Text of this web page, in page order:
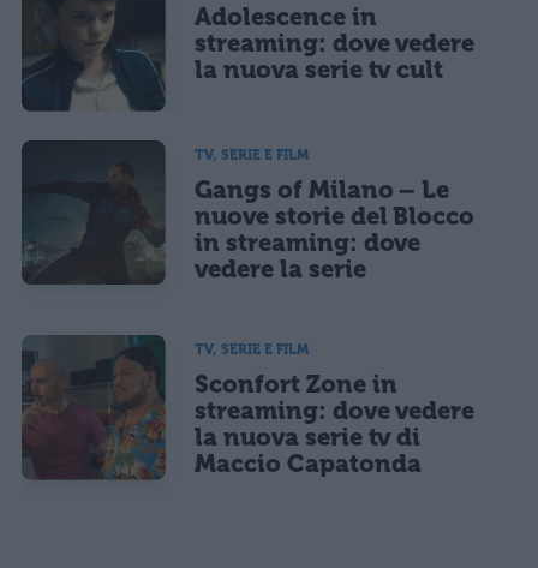
Adolescence in
streaming: dove vedere
la nuova serie tv cult
TV, SERIE E FILM
Gangs of Milano – Le
nuove storie del Blocco
in streaming: dove
vedere la serie
TV, SERIE E FILM
Sconfort Zone in
streaming: dove vedere
la nuova serie tv di
Maccio Capatonda